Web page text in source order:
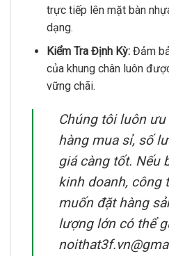
trực tiếp lên mặt bàn
dạng.
Kiểm Tra Định Kỳ:Đảm
của khung chân luôn
vững chãi.
Chúng tôi luôn
hàng mua sỉ, số
giá càng tốt. Nếu
kinh doanh, công
muốn đặt hàng
lượng lớn có thể